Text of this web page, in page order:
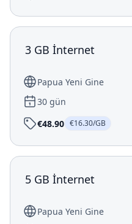
3 GB İnternet
Papua Yeni Gine
30 gün
€48.90 €16.30/GB
5 GB İnternet
Papua Yeni Gine